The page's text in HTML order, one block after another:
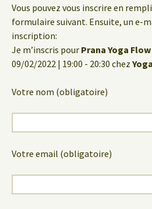
Vous pouvez vous inscrire en
formulaire suivant. Ensuite, un e-
inscription:
Je m’inscris pour Prana Yoga
09/02/2022 | 19:00 - 20:30 chez
Votre nom (obligatoire)
Votre email (obligatoire)